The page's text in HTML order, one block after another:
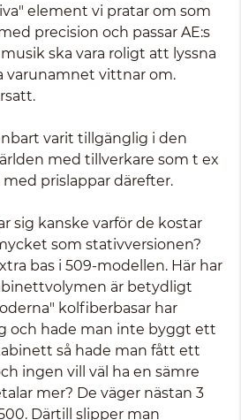
element vi pratar om som
precision och passar AE:s
ska vara roligt att lyssna
varunamnet vittnar om.
varit tillgänglig i den
med tillverkare som t ex
prislappar därefter.
sig kanske varför de kostar
som stativversionen?
bas i 509-modellen. Här har
är betydligt
kolfiberbasar har
och hade man inte byggt ett
så hade man fått ett
ingen vill väl ha en sämre
mer? De väger nästan 3
Därtill slipper man